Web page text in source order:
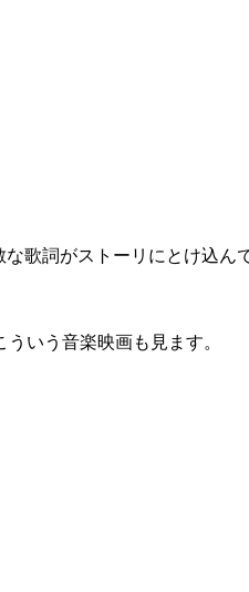
歌詞がストーリにとけ込ん
いう音楽映画も見ます。